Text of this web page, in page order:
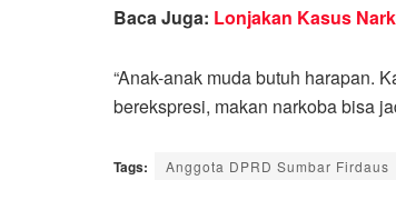
Baca Juga: Lonjakan Kasus
“Anak-anak muda butuh harapan.
berekspresi, makan narkoba bisa
Tags: Anggota DPRD Sumbar Firdaus